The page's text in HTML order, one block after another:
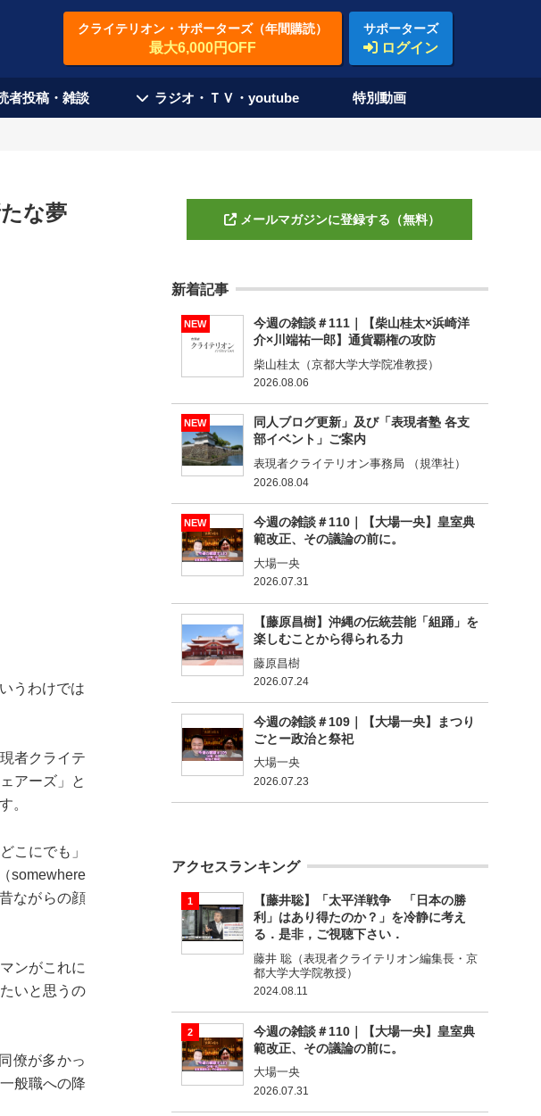
クライテリオン・サポーターズ（年間購読）
最大6,000円OFF
サポーターズ
ログイン
者投稿・雑談 ラジオ・ＴＶ・youtube 特別動画
な夢
うわけでは
者クライテ
アーズ」と
。
こにでも」
somewhere
ながらの顔
ンがこれに
いと思うの
僚が多かっ
般職への降
メールマガジンに登録する（無料）
新着記事
NEW
今週の雑談＃111｜【柴山桂太×浜崎洋
介×川端祐一郎】通貨覇権の攻防
柴山桂太（京都大学大学院准教授）
2026.08.06
NEW
同人ブログ更新」及び「表現者塾 各支
部イベント」ご案内
表現者クライテリオン事務局 （規準社）
2026.08.04
NEW
今週の雑談＃110｜【大場一央】皇室典
範改正、その議論の前に。
大場一央
2026.07.31
【藤原昌樹】沖縄の伝統芸能「組踊」を
楽しむことから得られる力
藤原昌樹
2026.07.24
今週の雑談＃109｜【大場一央】まつり
ごとー政治と祭祀
大場一央
2026.07.23
アクセスランキング
【藤井聡】「太平洋戦争 「日本の勝
利」はあり得たのか？」を冷静に考え
る．是非，ご視聴下さい．
藤井 聡（表現者クライテリオン編集長・京
都大学大学院教授）
2024.08.11
今週の雑談＃110｜【大場一央】皇室典
範改正、その議論の前に。
大場一央
2026.07.31